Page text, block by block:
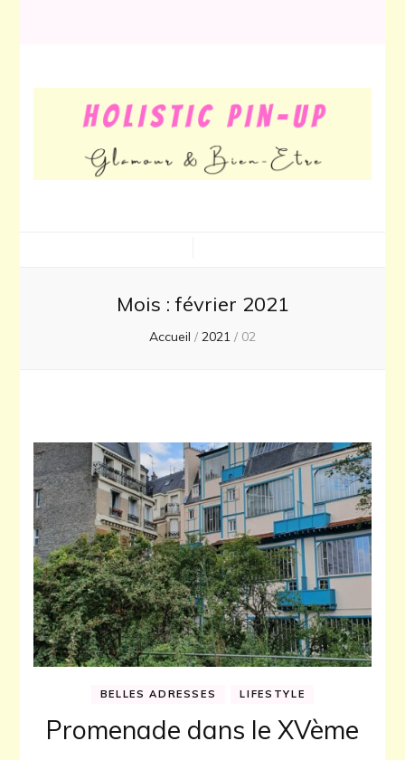
Mois :février 2021
Accueil / 2021 / 02
BELLES ADRESSES LIFESTYLE
Promenade dans le XVème